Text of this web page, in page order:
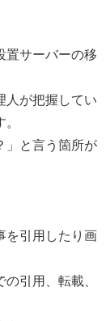
置サーバーの移
人が把握してい
」と言う箇所が
を引用したり画
引用、転載、